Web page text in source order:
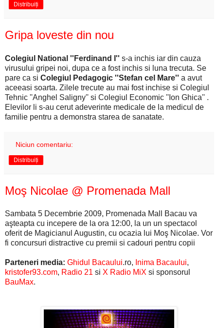
Distribuiți
Gripa loveste din nou
Colegiul National ''Ferdinand I'' s-a inchis iar din cauza
virusului gripei noi, dupa ce a fost inchis si luna trecuta. Se
pare ca si Colegiul Pedagogic ''Stefan cel Mare'' a avut
aceeasi soarta. Zilele trecute au mai fost inchise si Colegiul
Tehnic ''Anghel Saligny'' si Colegiul Economic ''Ion Ghica'' .
Elevilor li s-au cerut adeverinte medicale de la medicul de
familie pentru a demonstra starea de sanatate.
Niciun comentariu:
Distribuiți
Moş Nicolae @ Promenada Mall
Sambata 5 Decembrie 2009, Promenada Mall Bacau va
aşteapta cu incepere de la ora 12:00, la un un spectacol
oferit de Magicianul Augustin, cu ocazia lui Moş Nicolae. Vor
fi concursuri distractive cu premii si cadouri pentru copii
Parteneri media: Ghidul Bacaului.ro, Inima Bacaului,
kristofer93.com, Radio 21 si X Radio MiX si sponsorul
BauMax.